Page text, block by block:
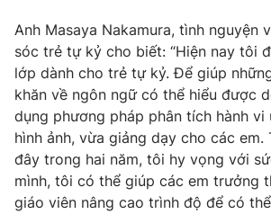
Photo
Video Shorts
VTV Money VTV Thể
VTV Sức khoẻ Bất động
Anh Masaya Nakamura, tình nguyện
sóc trẻ tự kỷ cho biết: “Hiện nay tôi
lớp dành cho trẻ tự kỷ. Để giúp
khăn về ngôn ngữ có thể hiểu được
dụng phương pháp phân tích hành vi
hình ảnh, vừa giảng dạy cho các em.
đây trong hai năm, tôi hy vọng với
mình, tôi có thể giúp các em trưởng
giáo viên nâng cao trình độ để có